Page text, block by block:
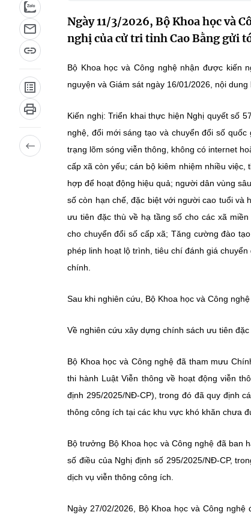
Ngày 11/3/2026, Bộ Khoa học và
nghị của cử tri tỉnh Cao Bằng gửi
Bộ Khoa học và Công nghệ nhận được kiến
nguyện và Giám sát ngày 16/01/2026, nội
Kiến nghị: Triển khai thực hiện Nghị quyết số
nghệ, đổi mới sáng tạo và chuyển đổi số
trạng lõm sóng viễn thông, không có internet
cấp xã còn yếu; cán bộ kiêm nhiệm nhiều
hợp để hoạt động hiệu quả; người dân vùng
số còn hạn chế, đặc biệt với người cao tuổi và
ưu tiên đặc thù về hạ tầng số cho các xã
cho chuyển đổi số cấp xã; Tăng cường đào
phép linh hoạt lộ trình, tiêu chí đánh giá
chính.
Sau khi nghiên cứu, Bộ Khoa học và Công
Về nghiên cứu xây dựng chính sách ưu tiên
Bộ Khoa học và Công nghệ đã tham mưu
thi hành Luật Viễn thông về hoạt động viễn
định 295/2025/NĐ-CP), trong đó đã quy định
thông công ích tại các khu vực khó khăn chưa
Bộ trưởng Bộ Khoa học và Công nghệ đã ban
số điều của Nghị định số 295/2025/NĐ-CP,
dịch vụ viễn thông công ích.
Ngày 27/02/2026, Bộ Khoa học và Công